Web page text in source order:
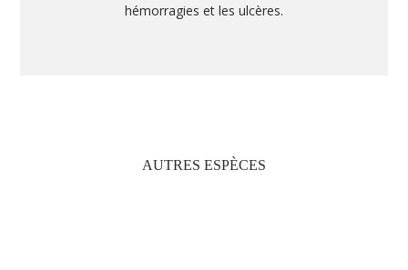
hémorragies et les ulcères.
AUTRES ESPÈCES